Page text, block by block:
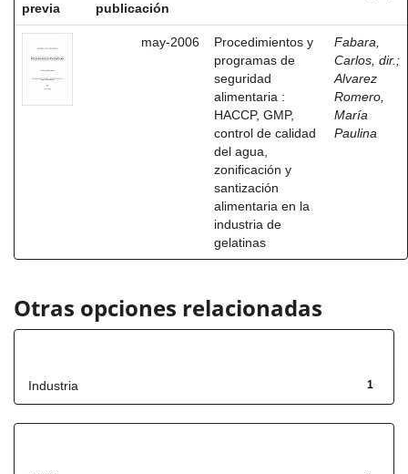
previa
publicación
may-2006
Procedimientos y
programas de
seguridad
alimentaria :
HACCP, GMP,
control de calidad
del agua,
zonificación y
santización
alimentaria en la
industria de
gelatinas
Fabara,
Carlos, dir. ;
Alvarez
Romero,
María
Paulina
Otras opciones relacionadas
1
Industria